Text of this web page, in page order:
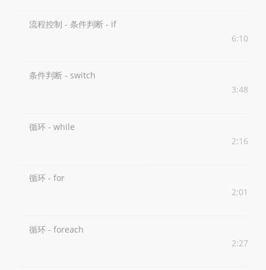
流程控制 - 条件判断 - if
6:10
条件判断 - switch
3:48
循环 - while
2:16
循环 - for
2:01
循环 - foreach
2:27